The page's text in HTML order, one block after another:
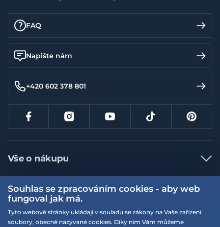
FAQ
Napište nám
+420 602 378 801
Vše o nákupu
Jak nakupovat
Nejčastější dotazy
Doprava a platba
Více informací
Obchodní podmínky
Souhlas se zpracováním cookies - aby web
fungoval jak má.
Tyto webové stránky ukládají v souladu se zákony na Vaše zařízení
soubory, obecně nazývané cookies. Díky nim Vám můžeme